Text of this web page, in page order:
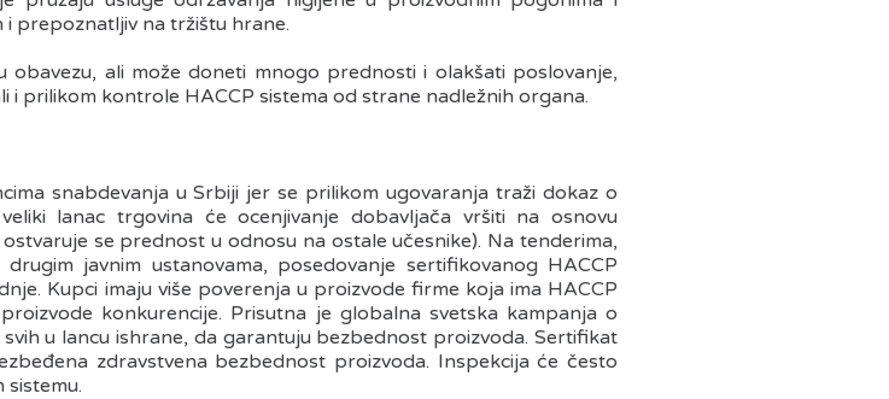
prepoznatljiv na tržištu hrane.
obavezu, ali može doneti mnogo prednosti i olakšati poslovanje,
prilikom kontrole HACCP sistema od strane nadležnih organa.
snabdevanja u Srbiji jer se prilikom ugovaranja traži dokaz o
lanac trgovina će ocenjivanje dobavljača vršiti na osnovu
se prednost u odnosu na ostale učesnike). Na tenderima,
javnim ustanovama, posedovanje sertifikovanog HACCP
Kupci imaju više poverenja u proizvode firme koja ima HACCP
konkurencije. Prisutna je globalna svetska kampanja o
u lancu ishrane, da garantuju bezbednost proizvoda. Sertifikat
zdravstvena bezbednost proizvoda. Inspekcija će često